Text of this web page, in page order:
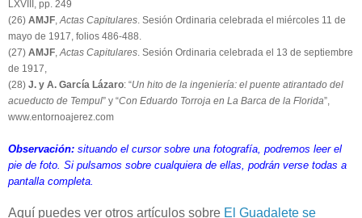
LXVIII, pp. 249
(26) AMJF,Actas Capitulares. Sesión Ordinaria celebrada el miércoles 11 de
mayo de 1917, folios 486-488.
(27) AMJF,Actas Capitulares. Sesión Ordinaria celebrada el 13 de septiembre
de 1917,
(28) J. y A. García Lázaro: “Un hito de la ingeniería: el puente atirantado del
acueducto de Tempul” y “Con Eduardo Torroja en La Barca de la Florida”,
www.entornoajerez.com
Observación: situando el cursor sobre una fotografía, podremos leer el
pie de foto. Si pulsamos sobre cualquiera de ellas, podrán verse todas a
pantalla completa.
Aquí puedes ver otros artículos sobre El Guadalete se